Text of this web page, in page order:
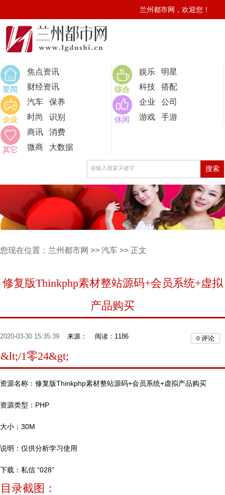
兰州都市网，欢迎您！
要闻
焦点资讯
财经资讯
综合
娱乐
明星
科技
搭配
企业
汽车
保养
时尚
识别 休闲
企业
公司
游戏
手游
其它
商讯
消费
微商
大数据
您现在位置： 兰州都市网 >> 汽车 >> 正文
修复版Thinkphp素材整站源码+会员系统+虚拟
产品购买
2020-03-30 15:35:39 来源： 阅读：1186 0 评论
&lt;/1零24&gt;
资源名称：修复版Thinkphp素材整站源码+会员系统+虚拟产品购买
资源类型：PHP
大小：30M
说明：仅供分析学习使用
下载：私信 “028”
目录截图：